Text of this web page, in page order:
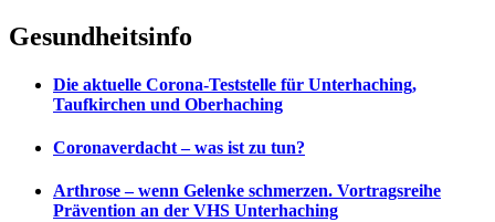
Gesundheitsinfo
Die aktuelle Corona-Teststelle für Unterhaching,
Taufkirchen und Oberhaching
Coronaverdacht – was ist zu tun?
Arthrose – wenn Gelenke schmerzen. Vortragsreihe
Prävention an der VHS Unterhaching